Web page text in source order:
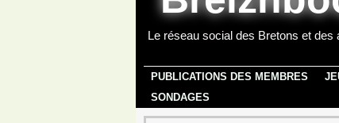
Le réseau social des Bretons et des
PUBLICATIONS DES MEMBRES
SONDAGES